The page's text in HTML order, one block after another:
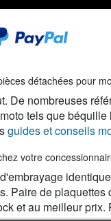
détachées pour
De nombreuses
tels que
guides et conseils
votre
de
et au meilleur